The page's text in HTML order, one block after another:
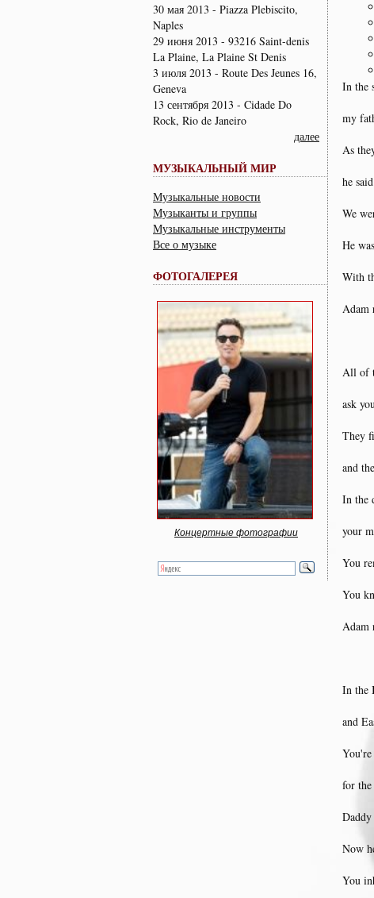
30 мая 2013 - Piazza Plebiscito,
Naples
29 июня 2013 - 93216 Saint-denis
La Plaine, La Plaine St Denis
3 июля 2013 - Route Des Jeunes 16,
Geneva
13 сентября 2013 - Cidade Do
Rock, Rio de Janeiro
далее
МУЗЫКАЛЬНЫЙ МИР
Музыкальные новости
Музыканты и группы
Музыкальные инструменты
Все о музыке
ФОТОГАЛЕРЕЯ
Концертные фотографии
In the
my
As
he
We
He
With
Adam
All of
ask
They
and
In the
your
You
You
Adam
In the
and
for the
Now
You